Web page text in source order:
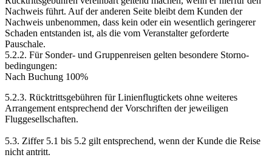
Nachweis führt. Auf der anderen Seite bleibt dem Kunden der
Nachweis unbenommen, dass kein oder ein wesentlich geringerer
Schaden entstanden ist, als die vom Veranstalter geforderte
Pauschale.
5.2.2. Für Sonder- und Gruppenreisen gelten besondere Storno-
bedingungen:
Nach Buchung 100%
5.2.3. Rücktrittsgebühren für Linienflugtickets ohne weiteres
Arrangement entsprechend der Vorschriften der jeweiligen
Fluggesellschaften.
5.3. Ziffer 5.1 bis 5.2 gilt entsprechend, wenn der Kunde die Reise
nicht antritt.